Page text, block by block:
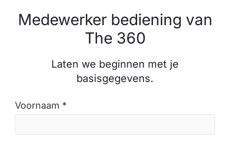
Medewerker bediening van
The 360
Laten we beginnen met je
basisgegevens.
Voornaam *